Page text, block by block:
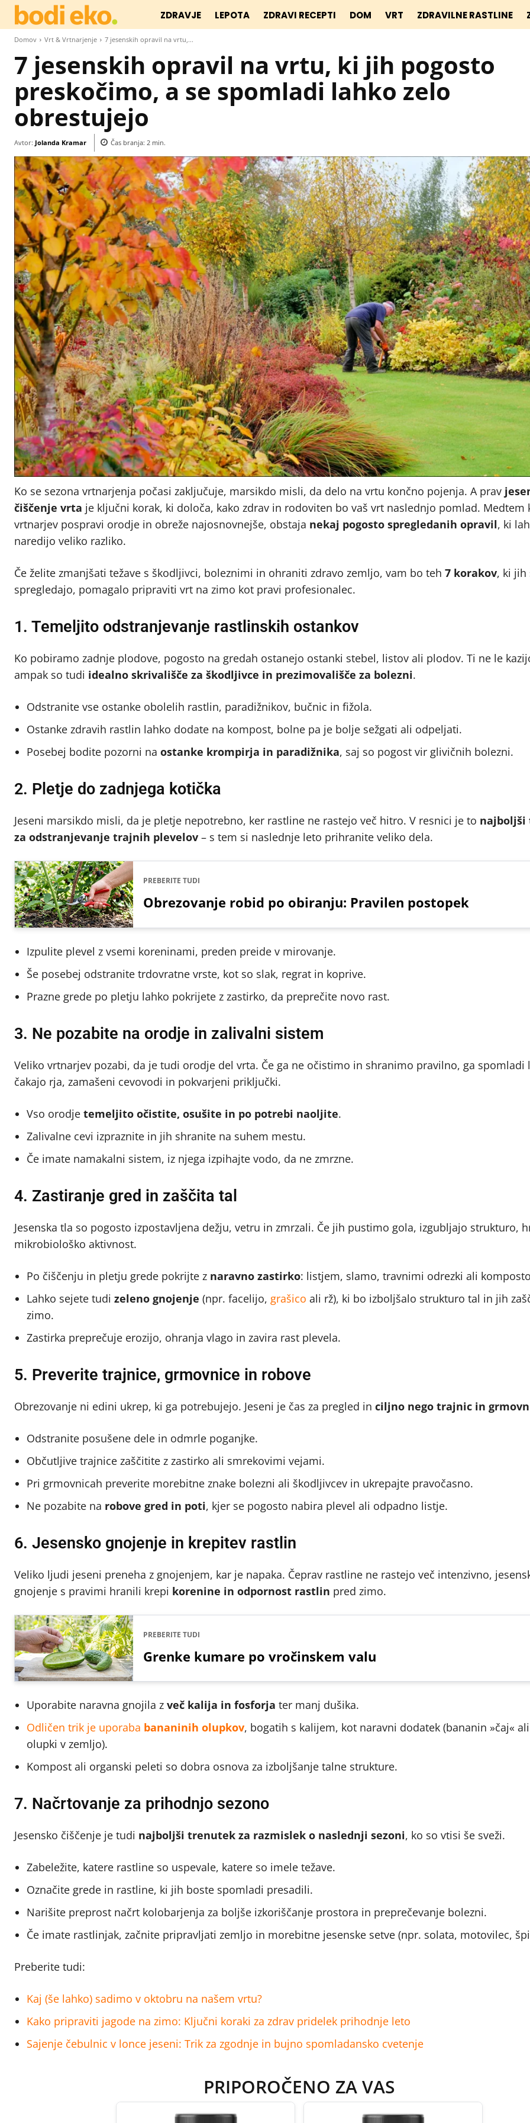
ZDRAVJE LEPOTA ZDRAVI RECEPTI DOM VRT ZDRAVILNE RASTLINE
Domov Vrt & Vrtnarjenje 7 jesenskih opravil na vrtu,...
7 jesenskih opravil na vrtu, ki jih pogosto
preskočimo, a se spomladi lahko zelo
obrestujejo
Avtor: Jolanda Kramar Čas branja: 2 min.
Ko se sezona vrtnarjenja počasi zaključuje, marsikdo misli, da delo na vrtu končno pojenja. A prav
čiščenje vrta je ključni korak, ki določa, kako zdrav in rodoviten bo vaš vrt naslednjo pomlad. Medtem
vrtnarjev pospravi orodje in obreže najosnovnejše, obstaja nekaj pogosto spregledanih opravil, ki
naredijo veliko razliko.
Če želite zmanjšati težave s škodljivci, boleznimi in ohraniti zdravo zemljo, vam bo teh 7 korakov, ki jih
spregledajo, pomagalo pripraviti vrt na zimo kot pravi profesionalec.
1. Temeljito odstranjevanje rastlinskih ostankov
Ko pobiramo zadnje plodove, pogosto na gredah ostanejo ostanki stebel, listov ali plodov. Ti ne le
ampak so tudi idealno skrivališče za škodljivce in prezimovališče za bolezni.
Odstranite vse ostanke obolelih rastlin, paradižnikov, bučnic in fižola.
Ostanke zdravih rastlin lahko dodate na kompost, bolne pa je bolje sežgati ali odpeljati.
Posebej bodite pozorni na ostanke krompirja in paradižnika, saj so pogost vir glivičnih bolezni.
2. Pletje do zadnjega kotička
Jeseni marsikdo misli, da je pletje nepotrebno, ker rastline ne rastejo več hitro. V resnici je to
za odstranjevanje trajnih plevelov – s tem si naslednje leto prihranite veliko dela.
PREBERITE TUDI
Obrezovanje robid po obiranju: Pravilen postopek
Izpulite plevel z vsemi koreninami, preden preide v mirovanje.
Še posebej odstranite trdovratne vrste, kot so slak, regrat in koprive.
Prazne grede po pletju lahko pokrijete z zastirko, da preprečite novo rast.
3. Ne pozabite na orodje in zalivalni sistem
Veliko vrtnarjev pozabi, da je tudi orodje del vrta. Če ga ne očistimo in shranimo pravilno, ga spomladi
čakajo rja, zamašeni cevovodi in pokvarjeni priključki.
Vso orodje temeljito očistite, osušite in po potrebi naoljite.
Zalivalne cevi izpraznite in jih shranite na suhem mestu.
Če imate namakalni sistem, iz njega izpihajte vodo, da ne zmrzne.
4. Zastiranje gred in zaščita tal
Jesenska tla so pogosto izpostavljena dežju, vetru in zmrzali. Če jih pustimo gola, izgubljajo strukturo,
mikrobiološko aktivnost.
Po čiščenju in pletju grede pokrijte z naravno zastirko: listjem, slamo, travnimi odrezki ali
Lahko sejete tudi zeleno gnojenje (npr. facelijo, grašico ali rž), ki bo izboljšalo strukturo tal in jih
zimo.
Zastirka preprečuje erozijo, ohranja vlago in zavira rast plevela.
5. Preverite trajnice, grmovnice in robove
Obrezovanje ni edini ukrep, ki ga potrebujejo. Jeseni je čas za pregled in ciljno nego trajnic in
Odstranite posušene dele in odmrle poganjke.
Občutljive trajnice zaščitite z zastirko ali smrekovimi vejami.
Pri grmovnicah preverite morebitne znake bolezni ali škodljivcev in ukrepajte pravočasno.
Ne pozabite na robove gred in poti, kjer se pogosto nabira plevel ali odpadno listje.
6. Jesensko gnojenje in krepitev rastlin
Veliko ljudi jeseni preneha z gnojenjem, kar je napaka. Čeprav rastline ne rastejo več intenzivno,
gnojenje s pravimi hranili krepi korenine in odpornost rastlin pred zimo.
PREBERITE TUDI
Grenke kumare po vročinskem valu
Uporabite naravna gnojila z več kalija in fosforja ter manj dušika.
Odličen trik je uporaba bananinih olupkov, bogatih s kalijem, kot naravni dodatek (bananin »čaj«
olupki v zemljo).
Kompost ali organski peleti so dobra osnova za izboljšanje talne strukture.
7. Načrtovanje za prihodnjo sezono
Jesensko čiščenje je tudi najboljši trenutek za razmislek o naslednji sezoni, ko so vtisi še sveži.
Zabeležite, katere rastline so uspevale, katere so imele težave.
Označite grede in rastline, ki jih boste spomladi presadili.
Narišite preprost načrt kolobarjenja za boljše izkoriščanje prostora in preprečevanje bolezni.
Če imate rastlinjak, začnite pripravljati zemljo in morebitne jesenske setve (npr. solata, motovilec,
Preberite tudi:
Kaj (še lahko) sadimo v oktobru na našem vrtu?
Kako pripraviti jagode na zimo: Ključni koraki za zdrav pridelek prihodnje leto
Sajenje čebulnic v lonce jeseni: Trik za zgodnje in bujno spomladansko cvetenje
PRIPOROČENO ZA VAS